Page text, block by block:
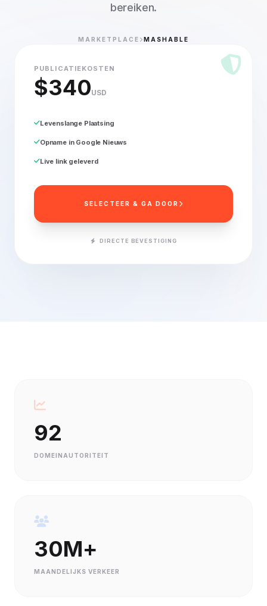
bereiken.
MARKETPLACE MASHABLE
PUBLICATIEKOSTEN
$340USD
Levenslange Plaatsing
Opname in Google Nieuws
Live link geleverd
SELECTEER & GA DOOR
DIRECTE BEVESTIGING
92
DOMEINAUTORITEIT
30M+
MAANDELIJKS VERKEER